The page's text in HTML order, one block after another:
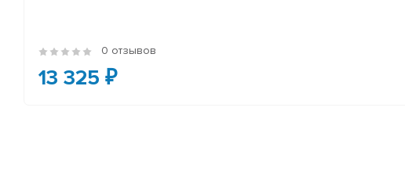
0 отзывов
13 325 ₽